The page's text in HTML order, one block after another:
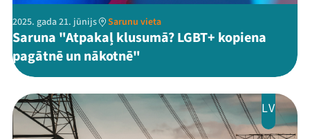
2025. gada 21. jūnijs Sarunu vieta
Saruna "Atpakaļ klusumā? LGBT+ kopiena
pagātnē un nākotnē"
LV